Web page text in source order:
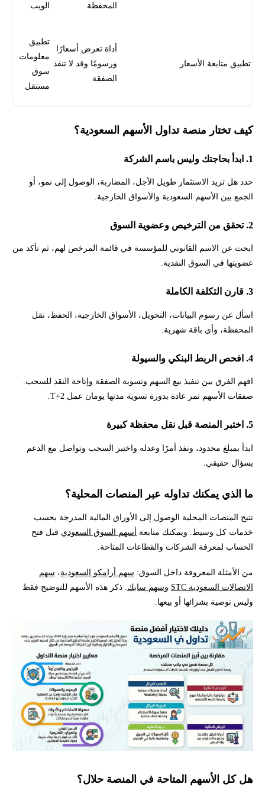
المحفظة
الويب
تطبيق متابعة الأسعار
أداة تعرض أسعارًا
ورسومًا وقد لا تنفذ
الصفقة
تطبيق
معلومات
سوق
مستقل
كيف تختار منصة تداول الأسهم السعودية؟
1. ابدأ بحاجتك وليس باسم الشركة
حدد هل تريد الاستثمار طويل الأجل، المضاربة، الوصول إلى نمو، أو
الجمع بين الأسهم السعودية والأسواق الخارجية.
2. تحقق من الترخيص وعضوية السوق
ابحث عن الاسم القانوني للمؤسسة في قائمة المرخص لهم، ثم تأكد من
عضويتها في السوق النقدية.
3. قارن التكلفة الكاملة
اسأل عن رسوم البيانات، التحويل، الأسواق الخارجية، الحفظ، نقل
المحفظة، وأي باقة شهرية.
4. افحص الربط البنكي والسيولة
افهم الفرق بين تنفيذ بيع السهم وتسوية الصفقة وإتاحة النقد للسحب.
صفقات الأسهم تمر عادة بدورة تسوية مدتها يومان عمل T+2.
5. اختبر المنصة قبل نقل محفظة كبيرة
ابدأ بمبلغ محدود، ونفذ أمرًا وعدله واختبر السحب وتواصل مع الدعم
بسؤال حقيقي.
ما الذي يمكنك تداوله عبر المنصات المحلية؟
تتيح المنصات المحلية الوصول إلى الأوراق المالية المدرجة بحسب
خدمات كل وسيط. ويمكنك متابعة أسهم السوق السعودي قبل فتح
الحساب لمعرفة الشركات والقطاعات المتاحة.
من الأمثلة المعروفة داخل السوق: سهم أرامكو السعودية، سهم
الاتصالات السعودية STC
وسهم سابك . ذكر هذه الأسهم للتوضيح فقط
وليس توصية بشرائها أو بيعها.
هل كل الأسهم المتاحة في المنصة حلال؟